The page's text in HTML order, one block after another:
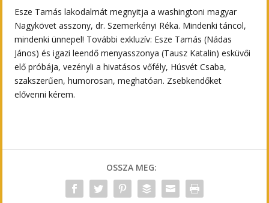
Esze Tamás lakodalmát megnyitja a washingtoni magyar
Nagykövet asszony, dr. Szemerkényi Réka. Mindenki táncol,
mindenki ünnepel! További exkluzív: Esze Tamás (Nádas
János) és igazi leendő menyasszonya (Tausz Katalin) esküvői
elő próbája, vezényli a hivatásos vőfély, Húsvét Csaba,
szakszerűen, humorosan, meghatóan. Zsebkendőket
elővenni kérem.
OSSZA MEG: